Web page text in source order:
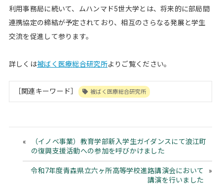
利用事務局に続いて、ムハンマド5世大学とは、将来的に部局間
連携協定の締結が予定されており、相互のさらなる発展と学生
交流を促進して参ります。
詳しくは被ばく医療総合研究所よりご覧ください。
［関連キーワード］ 被ばく医療総合研究所
（イノベ事業）教育学部新入学生ガイダンスにて浪江町
の復興支援活動への参加を呼びかけました
令和7年度青森県立六ヶ所高等学校進路講演会において
講演を行いました